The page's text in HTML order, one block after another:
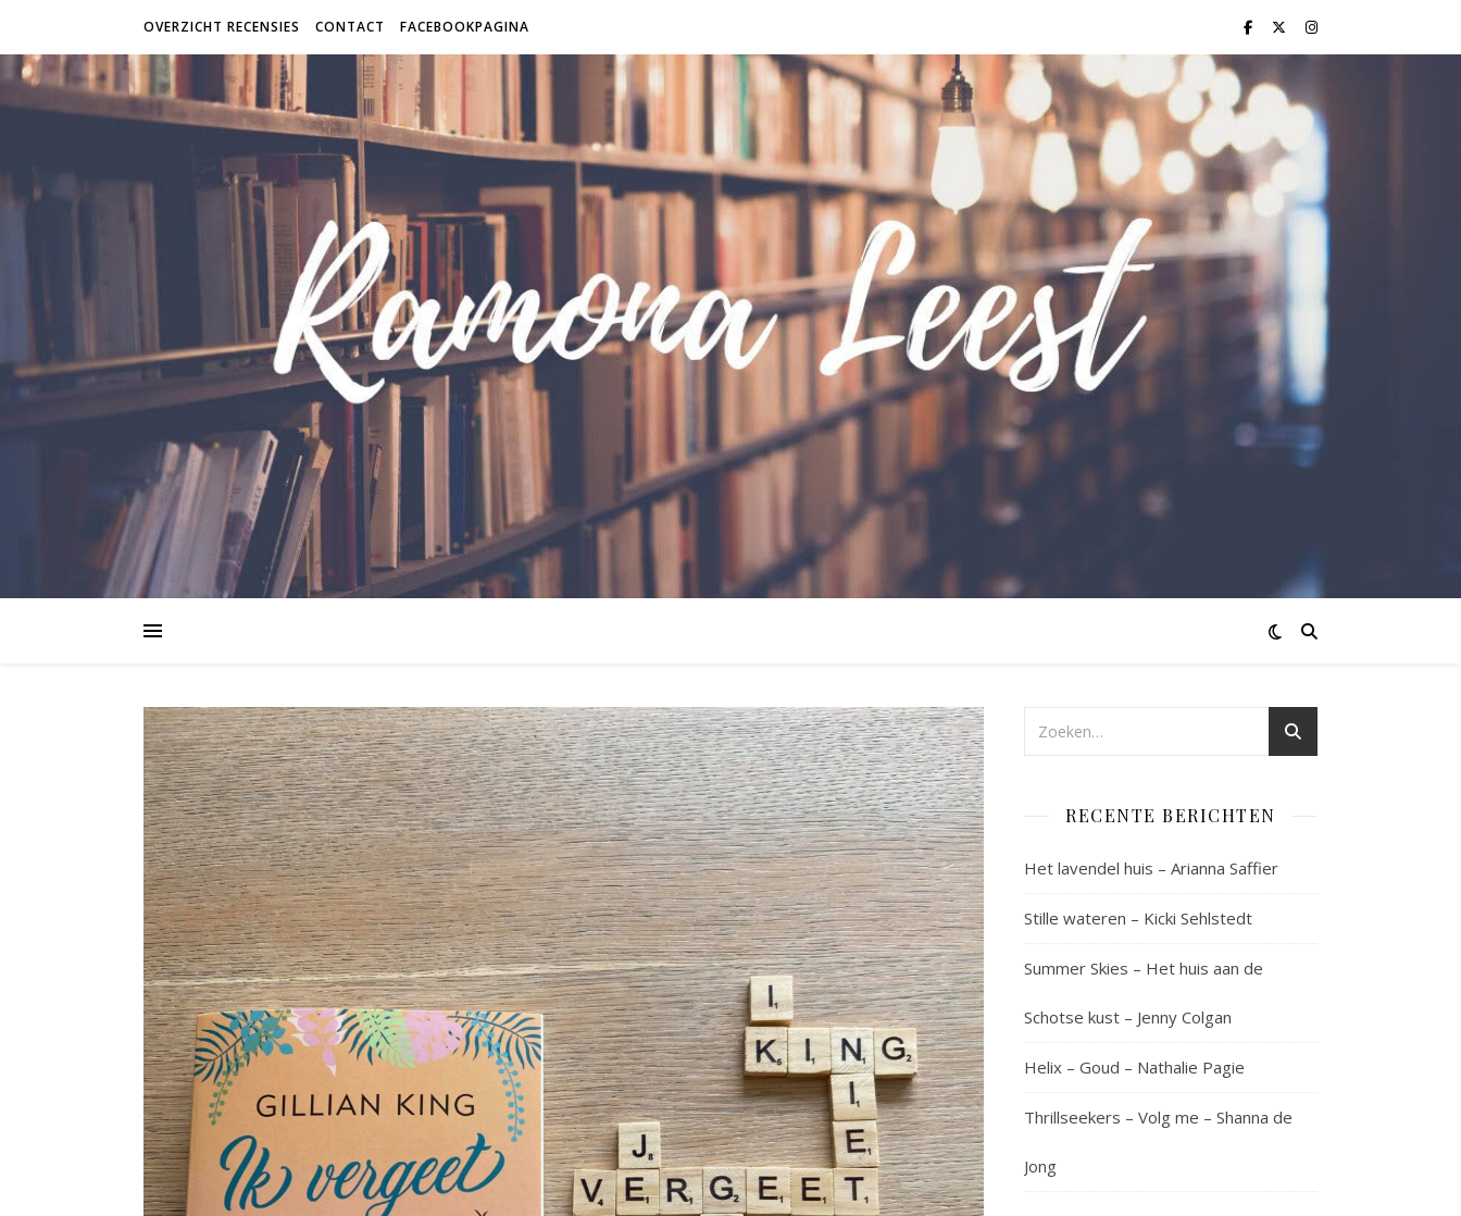
OVERZICHT RECENSIES CONTACT FACEBOOKPAGINA
RECENTE BERICHTEN
Het lavendel huis – Arianna Saffier
Stille wateren – Kicki Sehlstedt
Summer Skies – Het huis aan de
Schotse kust – Jenny Colgan
Helix – Goud – Nathalie Pagie
Thrillseekers – Volg me – Shanna de
Jong